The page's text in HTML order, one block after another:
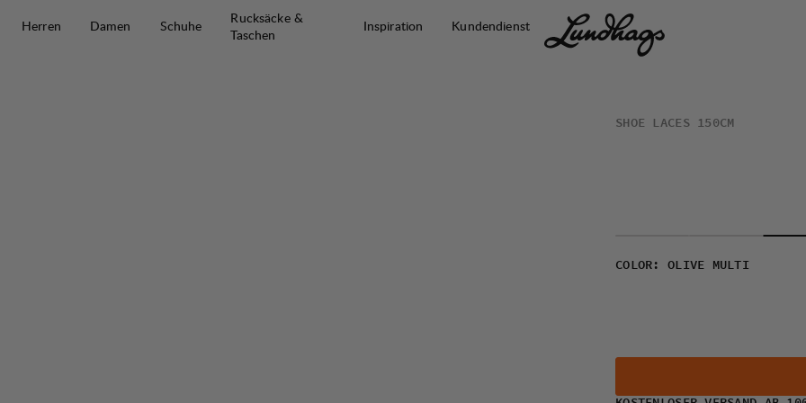
Herren
Damen Schuhe
Rucksäcke &
Taschen
Inspiration Kundendienst
SHOE LACES 150CM
COLOR : OLIVE MULTI